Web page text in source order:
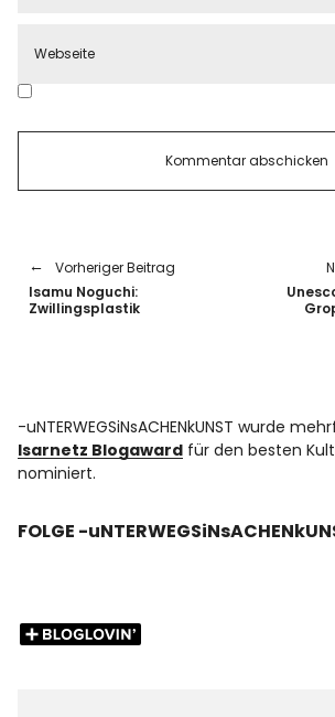
Vorheriger Beitrag
Isamu Noguchi:
Zwillingsplastik
-uNTERWEGSiNsACHENkUNST wurde
Isarnetz Blogaward für den besten
nominiert.
FOLGE -